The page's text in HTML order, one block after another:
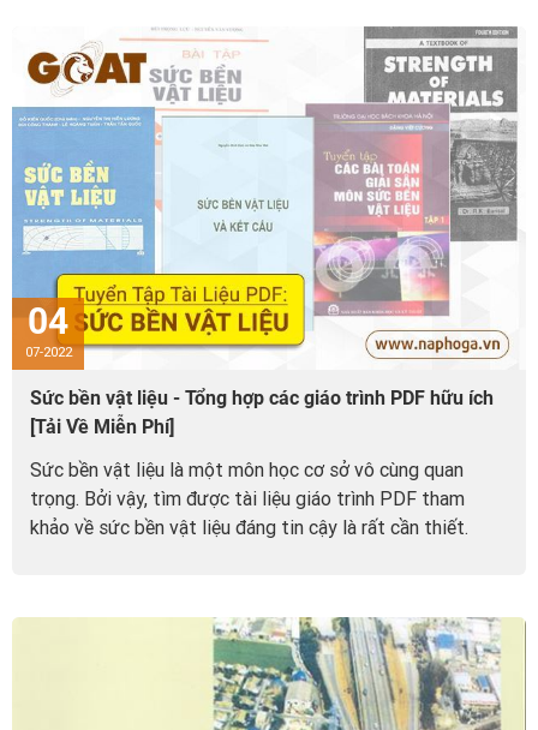
04
07-2022
Sức bền vật liệu - Tổng hợp các giáo trình PDF hữu ích
[Tải Về Miễn Phí]
Sức bền vật liệu là một môn học cơ sở vô cùng quan
trọng. Bởi vậy, tìm được tài liệu giáo trình PDF tham
khảo về sức bền vật liệu đáng tin cậy là rất cần thiết.